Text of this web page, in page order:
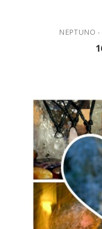
NEPTUNO